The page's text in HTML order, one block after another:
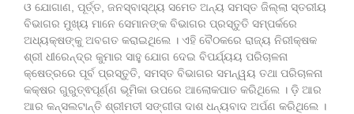
ଓ ଯୋଗାଣ, ପୂର୍ତ୍ତ, ଜନସ୍ବାସ୍ଥ୍ୟ ସମେତ ଅନ୍ୟ ସମସ୍ତ ଜିଲ୍ଲା ସ୍ତରୀୟ
ବିଭାଗର ମୁଖ୍ୟ ମାନେ ସେମାନଙ୍କ ବିଭାଗର ପ୍ରସ୍ତୁତି ସମ୍ପର୍କରେ
ଅଧ୍ୟକ୍ଷଙ୍କୁ ଅବଗତ କରାଇଥିଲେ । ଏହି ବୈଠକରେ ରାଜ୍ୟ ନିରୀକ୍ଷକ
ଶ୍ରୀ ଧୀରେନ୍ଦ୍ର କୁମାର ସାହୁ ଯୋଗ ଦେଇ ବିପର୍ଯ୍ୟୟ ପରିଚାଳନା
କ୍ଷେତ୍ରରେ ପୂର୍ବ ପ୍ରସ୍ତୁତି, ସମସ୍ତ ବିଭାଗର ସମନ୍ୱୟ ତଥା ପରିଚାଳନା
କକ୍ଷର ଗୁରୁତ୍ଵପୂର୍ଣ୍ଣ ଭୂମିକା ଉପରେ ଆଲୋକପାତ କରିଥିଲେ । ଡି଼ ଆର
ଆର କନ୍ସଲଟାନ୍ତି ଶ୍ରୀମତୀ ସଙ୍ଗୀତା ଦାଶ ଧନ୍ୟବାଦ ଅର୍ପଣ କରିଥିଲେ ।